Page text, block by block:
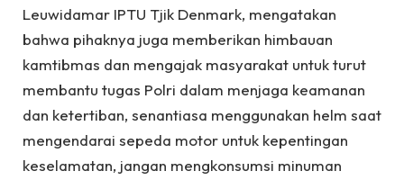
Leuwidamar IPTU Tjik Denmark, mengatakan
bahwa pihaknya juga memberikan himbauan
kamtibmas dan mengajak masyarakat untuk turut
membantu tugas Polri dalam menjaga keamanan
dan ketertiban, senantiasa menggunakan helm saat
mengendarai sepeda motor untuk kepentingan
keselamatan, jangan mengkonsumsi minuman